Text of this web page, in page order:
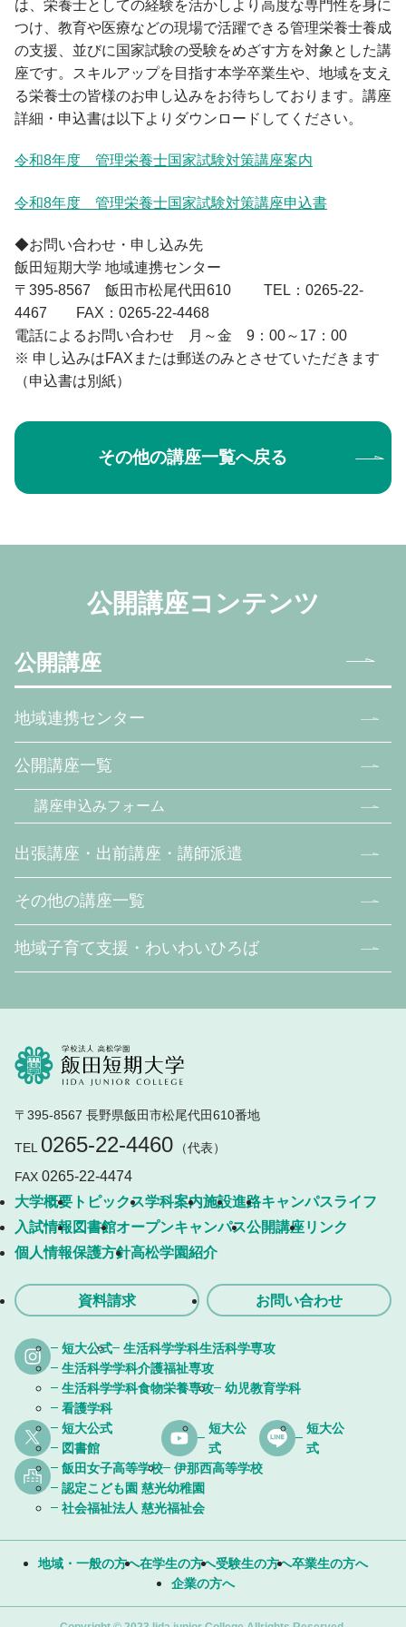
助産学専攻
基礎教養科目・ゼミナール
クラブ・同好会
交通案内
図書館トップ
利用案内
利用規程
情報の探し方
図書館活用術
オープンキャンパス
地域連携センター
出張講座・出前講座・講師派遣
その他の講座一覧
子育て支援・わいわいひろば
は、栄養士としての経験を活かしより高度な専門性を身に
つけ、教育や医療などの現場で活躍できる管理栄養士養成
の支援、並びに国家試験の受験をめざす方を対象とした講
座です。スキルアップを目指す本学卒業生や、地域を支え
る栄養士の皆様のお申し込みをお待ちしております。講座
詳細・申込書は以下よりダウンロードしてください。
令和8年度 管理栄養士国家試験対策講座案内
令和8年度 管理栄養士国家試験対策講座申込書
◆お問い合わせ・申し込み先
飯田短期大学 地域連携センター
〒395-8567 飯田市松尾代田610 TEL：0265-22-
4467 FAX：0265-22-4468
電話によるお問い合わせ 月～金 9：00～17：00
※ 申し込みはFAXまたは郵送のみとさせていただきます
（申込書は別紙）
その他の講座一覧へ戻る
公開講座コンテンツ
公開講座
地域連携センター
公開講座一覧
講座申込みフォーム
出張講座・出前講座・講師派遣
その他の講座一覧
地域子育て支援・わいわいひろば
〒395-8567 長野県飯田市松尾代田610番地
TEL 0265-22-4460
（代表）
FAX 0265-22-4474
大学概要 トピックス学科案内施設進路キャンパスライフ
入試情報 図書館オープンキャンパス公開講座リンク
個人情報保護方針高松学園紹介
資料請求 お問い合わせ
短大公式
生活科学学科生活科学専攻
生活科学学科介護福祉専攻
生活科学学科食物栄養専攻
幼児教育学科
看護学科
短大公式
図書館
短大公
式
短大公
式
飯田女子高等学校
伊那西高等学校
認定こども園 慈光幼稚園
社会福祉法人 慈光福祉会
地域・一般の方へ在学生の方へ受験生の方へ卒業生の方へ
企業の方へ